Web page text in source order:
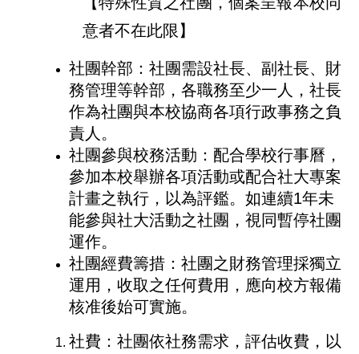
意者不在此限】
社團幹部：社團需設社長、副社長、財
務管理等幹部，各職務至少一人，社長
作為社團與本校協商各項行政事務之負
責人。
社團參與校務活動：配合學校行事曆，
參加本校舉辦各項活動或配合社大專案
計畫之執行，以為評鑑。如連續1年未
能參與社大活動之社團，視同暫停社團
運作。
社團經費籌措：社團之財務管理採獨立
運用，收取之任何費用，應向校方報備
核准後始可實施。
社費：社團依社務需求，評估收費，以